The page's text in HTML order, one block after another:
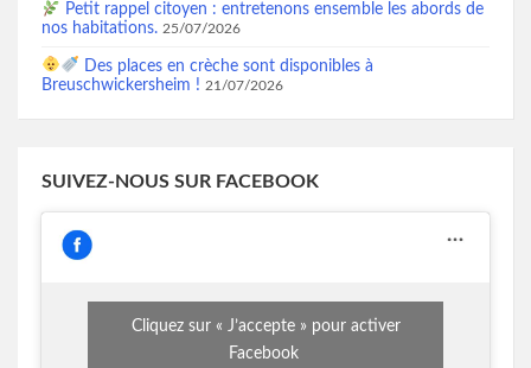
Petit rappel citoyen : entretenons ensemble les abords de
nos habitations. 25/07/2026
Des places en crèche sont disponibles à
Breuschwickersheim ! 21/07/2026
SUIVEZ-NOUS SUR FACEBOOK
Cliquez sur « J’accepte » pour activer
Facebook